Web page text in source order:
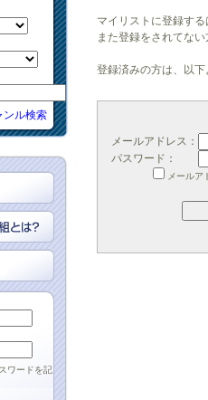
ンル検索
ワードを記
マイリストに登録す
また登録をされてな
登録済みの方は、以
メールアドレス：
パスワード：
メールア